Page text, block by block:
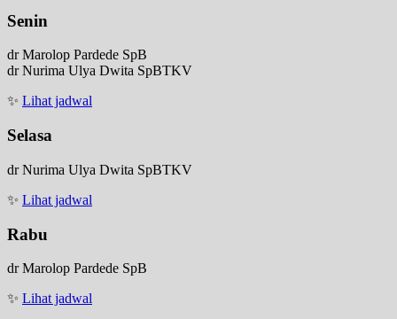
Senin
dr Marolop Pardede SpB
dr Nurima Ulya Dwita SpBTKV
✨ Lihat jadwal
Selasa
dr Nurima Ulya Dwita SpBTKV
✨ Lihat jadwal
Rabu
dr Marolop Pardede SpB
✨ Lihat jadwal